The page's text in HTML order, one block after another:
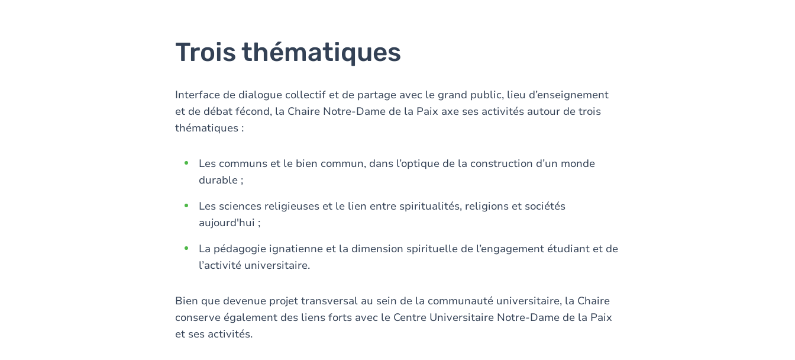
Trois thématiques
Interface de dialogue collectif et de partage avec le grand public, lieu d’enseignement
et de débat fécond, la Chaire Notre-Dame de la Paix axe ses activités autour de trois
thématiques :
Les communs et le bien commun, dans l’optique de la construction d’un monde
durable ;
Les sciences religieuses et le lien entre spiritualités, religions et sociétés
aujourd'hui ;
La pédagogie ignatienne et la dimension spirituelle de l’engagement étudiant et de
l’activité universitaire.
Bien que devenue projet transversal au sein de la communauté universitaire, la Chaire
conserve également des liens forts avec le Centre Universitaire Notre-Dame de la Paix
et ses activités.